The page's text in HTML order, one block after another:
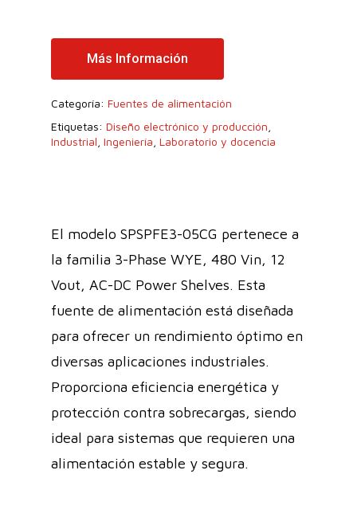
Más Información
Categoría: Fuentes de alimentación
Etiquetas: Diseño electrónico y producción
Industrial Ingeniería Laboratorio y docencia
El modelo SPSPFE3-05CG pertenece a
la familia 3-Phase WYE, 480 Vin, 12
Vout, AC-DC Power Shelves. Esta
fuente de alimentación está diseñada
para ofrecer un rendimiento óptimo en
diversas aplicaciones industriales.
Proporciona eficiencia energética y
protección contra sobrecargas, siendo
ideal para sistemas que requieren una
alimentación estable y segura.